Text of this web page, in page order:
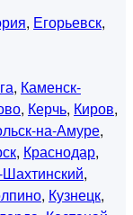
, Егорьевск,
, Каменск-
, Керчь, Киров,
на-Амуре,
, Краснодар,
,
, Кузнецк,